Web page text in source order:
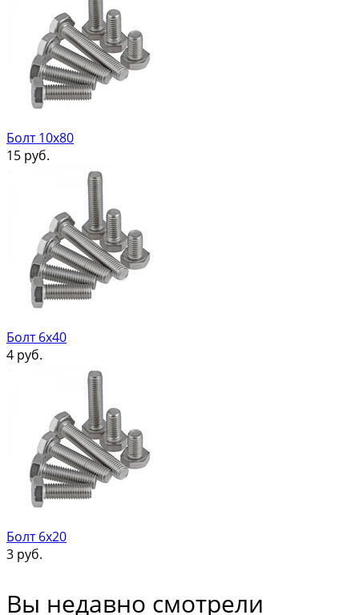
Болт 10х80
15 руб.
Болт 6х40
4 руб.
Болт 6х20
3 руб.
Вы недавно смотрели